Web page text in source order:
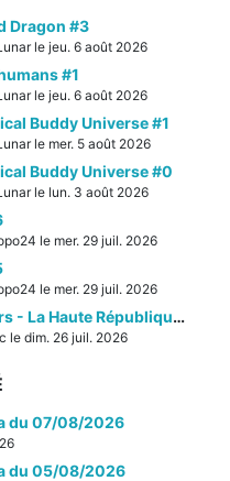
Dragon #3
le jeu. 6 août 2026
#1
le jeu. 6 août 2026
Buddy Universe #1
le mer. 5 août 2026
Buddy Universe #0
le lun. 3 août 2026
le mer. 29 juil. 2026
le mer. 29 juil. 2026
Star Wars - La Haute République - Un équilibre fragile
le dim. 26 juil. 2026
du 07/08/2026
du 05/08/2026